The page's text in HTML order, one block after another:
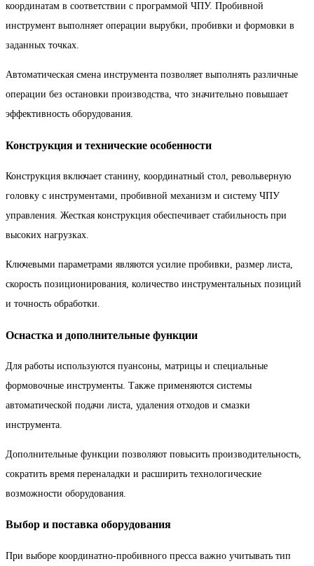
координатам в соответствии с программой ЧПУ. Пробивной
инструмент выполняет операции вырубки, пробивки и формовки в
заданных точках.
Автоматическая смена инструмента позволяет выполнять различные
операции без остановки производства, что значительно повышает
эффективность оборудования.
Конструкция и технические особенности
Конструкция включает станину, координатный стол, револьверную
головку с инструментами, пробивной механизм и систему ЧПУ
управления. Жесткая конструкция обеспечивает стабильность при
высоких нагрузках.
Ключевыми параметрами являются усилие пробивки, размер листа,
скорость позиционирования, количество инструментальных позиций
и точность обработки.
Оснастка и дополнительные функции
Для работы используются пуансоны, матрицы и специальные
формовочные инструменты. Также применяются системы
автоматической подачи листа, удаления отходов и смазки
инструмента.
Дополнительные функции позволяют повысить производительность,
сократить время переналадки и расширить технологические
возможности оборудования.
Выбор и поставка оборудования
При выборе координатно-пробивного пресса важно учитывать тип